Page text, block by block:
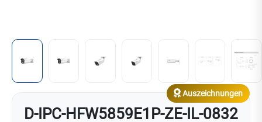
D-IPC-HFW5859E1P-ZE-IL-0832
Auszeichnungen